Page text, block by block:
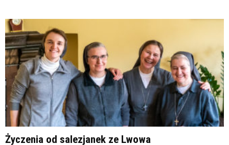
Życzenia od salezjanek ze Lwowa